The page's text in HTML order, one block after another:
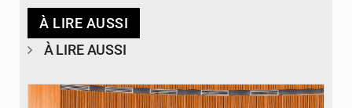
À LIRE AUSSI
À LIRE AUSSI